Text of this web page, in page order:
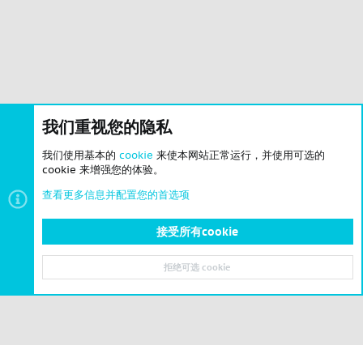
顶部 底部
我们重视您的隐私
我们使用基本的 cookie 来使本网站正常运行，并使用可选的
cookie 来增强您的体验。
查看更多信息并配置您的首选项
接受所有cookie
拒绝可选 cookie